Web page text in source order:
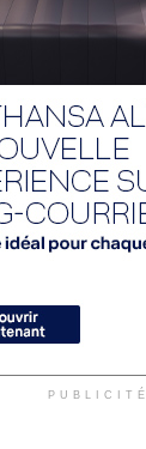
PUBLICITÉ